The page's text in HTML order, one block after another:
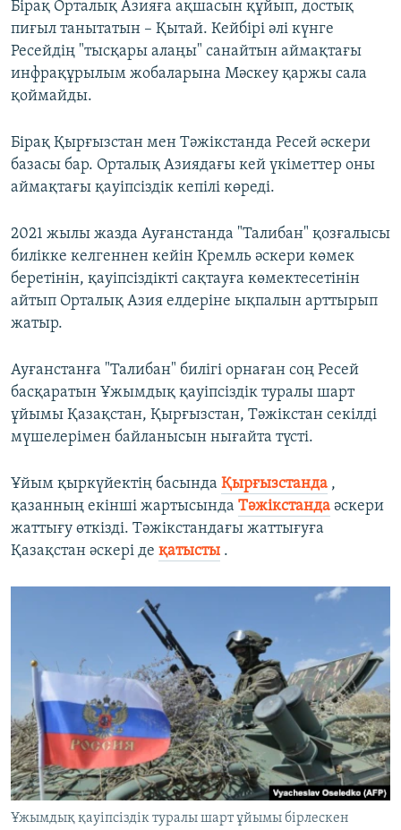
Бірақ Орталық Азияға ақшасын құйып, достық
пиғыл танытатын – Қытай. Кейбірі әлі күнге
Ресейдің "тысқары алаңы" санайтын аймақтағы
инфрақұрылым жобаларына Мәскеу қаржы сала
қоймайды.
Бірақ Қырғызстан мен Тәжікстанда Ресей әскери
базасы бар. Орталық Азиядағы кей үкіметтер оны
аймақтағы қауіпсіздік кепілі көреді.
2021 жылы жазда Ауғанстанда "Талибан" қозғалысы
билікке келгеннен кейін Кремль әскери көмек
беретінін, қауіпсіздікті сақтауға көмектесетінін
айтып Орталық Азия елдеріне ықпалын арттырып
жатыр.
Ауғанстанға "Талибан" билігі орнаған соң Ресей
басқаратын Ұжымдық қауіпсіздік туралы шарт
ұйымы Қазақстан, Қырғызстан, Тәжікстан секілді
мүшелерімен байланысын нығайта түсті.
Ұйым қыркүйектің басында Қырғызстанда ,
қазанның екінші жартысында Тәжікстанда әскери
жаттығу өткізді. Тәжікстандағы жаттығуға
Қазақстан әскері де қатысты .
Ұжымдық қауіпсіздік туралы шарт ұйымы бірлескен